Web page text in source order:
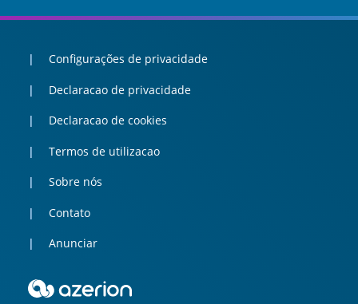
Configurações de privacidade
Declaracao de privacidade
Declaracao de cookies
Termos de utilizacao
Sobre nós
Contato
Anunciar